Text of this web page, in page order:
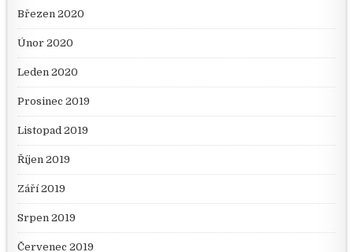
Březen 2020
Únor 2020
Leden 2020
Prosinec 2019
Listopad 2019
Říjen 2019
Září 2019
Srpen 2019
Červenec 2019